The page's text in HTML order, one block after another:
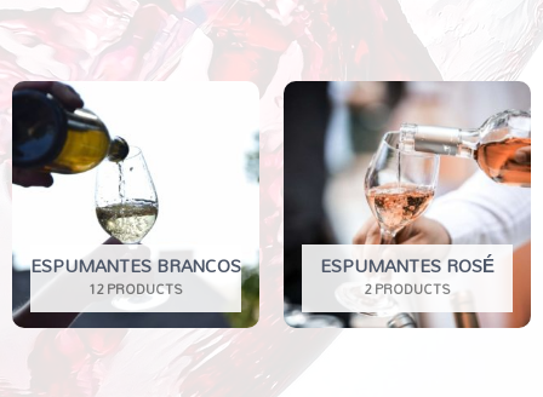
ESPUMANTES BRANCOS
12 PRODUCTS
ESPUMANTES ROSÉ
2 PRODUCTS